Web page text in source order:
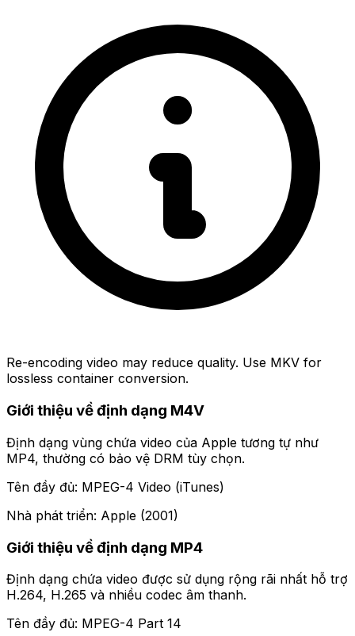
Re-encoding video may reduce quality. Use MKV for
lossless container conversion.
Giới thiệu về định dạng M4V
Định dạng vùng chứa video của Apple tương tự như
MP4, thường có bảo vệ DRM tùy chọn.
Tên đầy đủ: MPEG-4 Video (iTunes)
Nhà phát triển: Apple (2001)
Giới thiệu về định dạng MP4
Định dạng chứa video được sử dụng rộng rãi nhất hỗ trợ
H.264, H.265 và nhiều codec âm thanh.
Tên đầy đủ: MPEG-4 Part 14